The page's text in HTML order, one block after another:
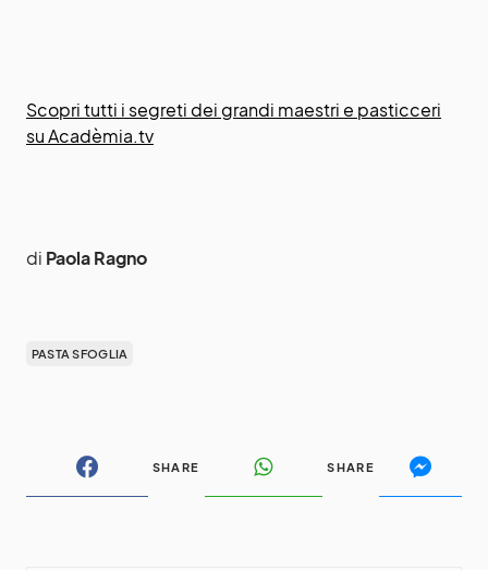
Scopri tutti i segreti dei grandi maestri e pasticceri
su Acadèmia.tv
di Paola Ragno
PASTA SFOGLIA
SHARE SHARE